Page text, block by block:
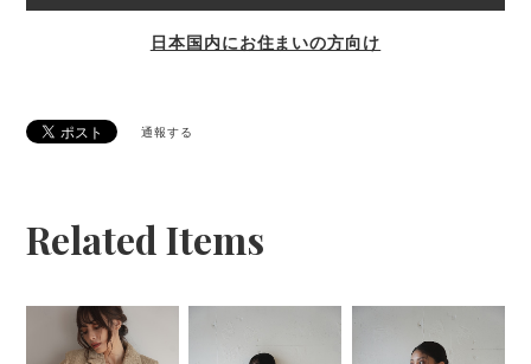
日本国内にお住まいの方向け
通報する
Related Items